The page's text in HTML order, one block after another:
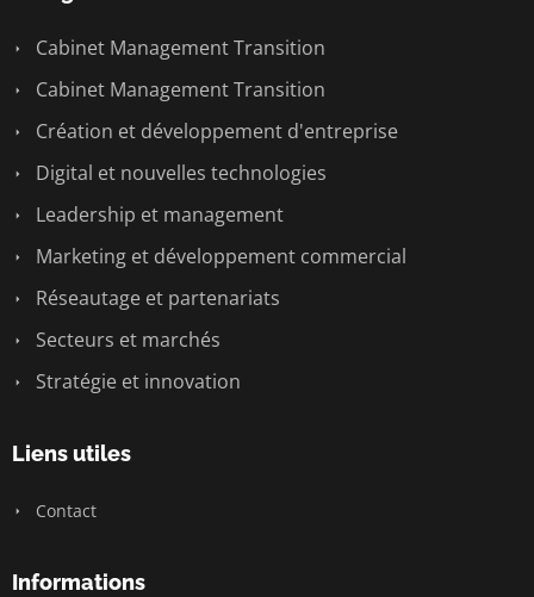
Cabinet Management Transition
Cabinet Management Transition
Création et développement d'entreprise
Digital et nouvelles technologies
Leadership et management
Marketing et développement commercial
Réseautage et partenariats
Secteurs et marchés
Stratégie et innovation
Liens utiles
Contact
Informations